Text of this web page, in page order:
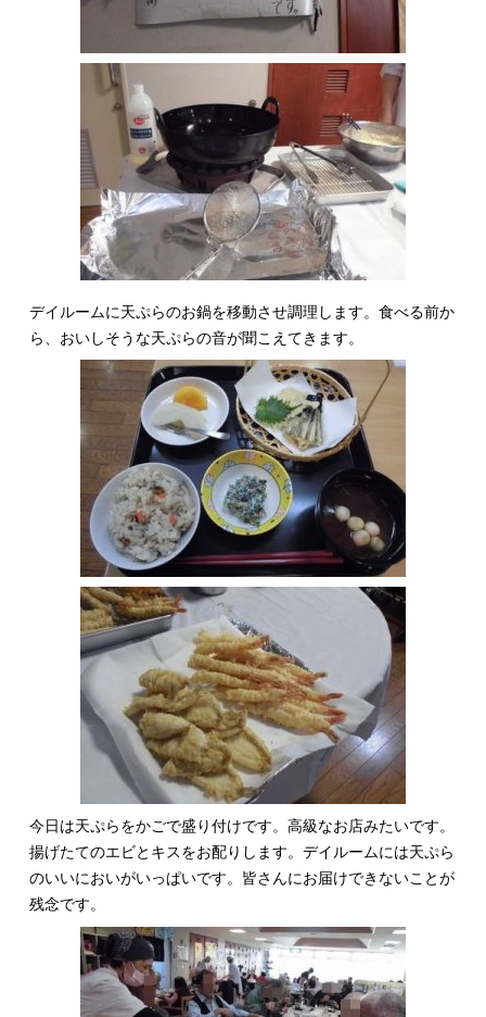
デイルームに天ぷらのお鍋を移動させ調理します。食べる前か
ら、おいしそうな天ぷらの音が聞こえてきます。
今日は天ぷらをかごで盛り付けです。高級なお店みたいです。
揚げたてのエビとキスをお配りします。デイルームには天ぷら
のいいにおいがいっぱいです。皆さんにお届けできないことが
残念です。